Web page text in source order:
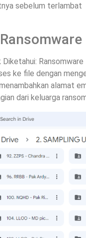
sebelum terlambat
ke file dengan
alamat
dari keluarga